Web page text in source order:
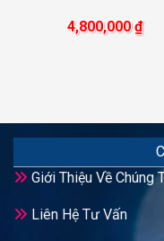
4,800,000₫
Giới Thiệu Về Chúng
Liên Hệ Tư Vấn